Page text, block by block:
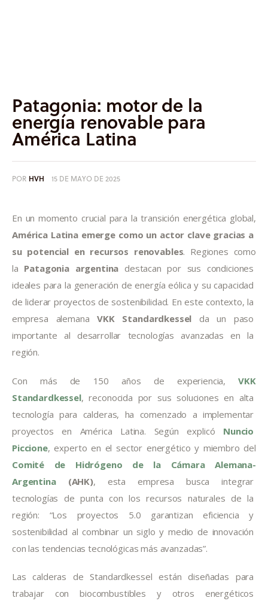
Patagonia: motor de la
energía renovable para
América Latina
POR HVH 15 DE MAYO DE 2025
En un momento crucial para la transición energética global,
América Latina emerge como un actor clave gracias a
su potencial en recursos renovables. Regiones como
la Patagonia argentina destacan por sus condiciones
ideales para la generación de energía eólica y su capacidad
de liderar proyectos de sostenibilidad. En este contexto, la
empresa alemana VKK Standardkessel da un paso
importante al desarrollar tecnologías avanzadas en la
región.
Con más de 150 años de experiencia, VKK
Standardkessel, reconocida por sus soluciones en alta
tecnología para calderas, ha comenzado a implementar
proyectos en América Latina. Según explicó Nuncio
Piccione, experto en el sector energético y miembro del
Comité de Hidrógeno de la Cámara Alemana-
Argentina (AHK), esta empresa busca integrar
tecnologías de punta con los recursos naturales de la
región: “Los proyectos 5.0 garantizan eficiencia y
sostenibilidad al combinar un siglo y medio de innovación
con las tendencias tecnológicas más avanzadas”.
Las calderas de Standardkessel están diseñadas para
trabajar con biocombustibles y otros energéticos